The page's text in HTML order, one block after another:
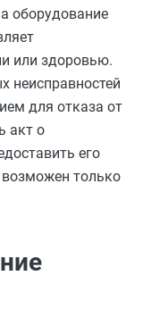
оборудование
или здоровью.
неисправностей
для отказа от
акт о
его
только